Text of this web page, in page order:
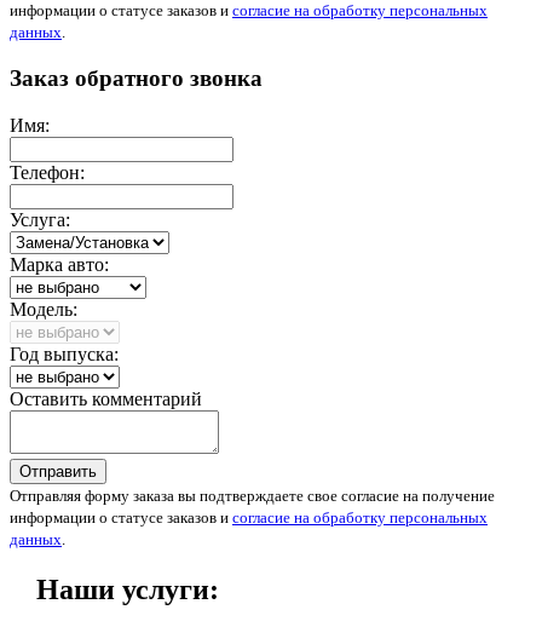
информации о статусе заказов и согласие на обработку персональных
данных.
Заказ обратного звонка
Имя:
Телефон:
Услуга:
Марка авто:
Модель:
Год выпуска:
Оставить комментарий
Отправить
Отправляя форму заказа вы подтверждаете свое согласие на получение
информации о статусе заказов и согласие на обработку персональных
данных
Наши услуги: